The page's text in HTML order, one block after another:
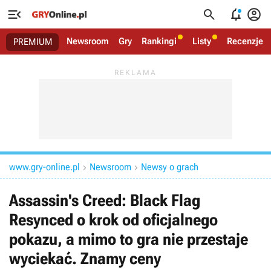
   
PREMIUM Newsroom Gry Rankingi Listy Recenzje
www.gry-online.pl  Newsroom  Newsy o grach
Assassin's Creed: Black Flag
Resynced o krok od oficjalnego
pokazu, a mimo to gra nie przestaje
wyciekać. Znamy ceny